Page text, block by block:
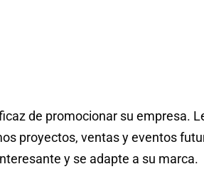
de promocionar su empresa.
proyectos, ventas y eventos
y se adapte a su marca.